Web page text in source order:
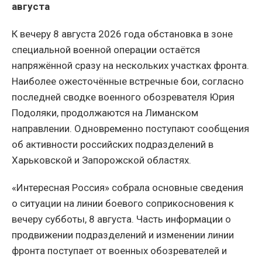
августа
К вечеру 8 августа 2026 года обстановка в зоне
специальной военной операции остаётся
напряжённой сразу на нескольких участках фронта.
Наиболее ожесточённые встречные бои, согласно
последней сводке военного обозревателя Юрия
Подоляки, продолжаются на Лиманском
направлении. Одновременно поступают сообщения
об активности российских подразделений в
Харьковской и Запорожской областях.
«Интересная Россия» собрала основные сведения
о ситуации на линии боевого соприкосновения к
вечеру субботы, 8 августа. Часть информации о
продвижении подразделений и изменении линии
фронта поступает от военных обозревателей и